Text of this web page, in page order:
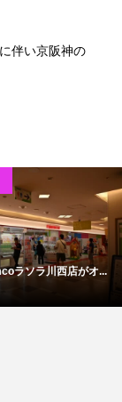
伴い京阪神の
ラソラ川西店がオ...